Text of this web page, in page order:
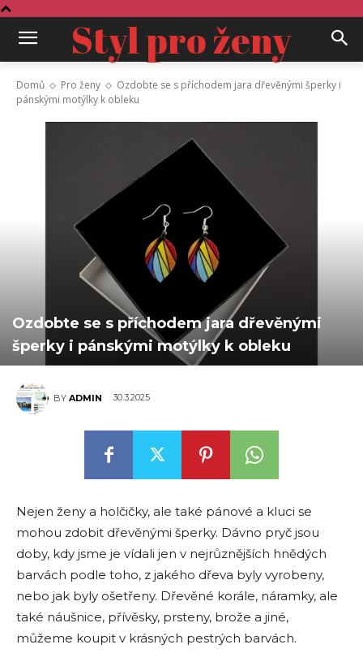
Styl pro ženy
Domů Pro ženy
Ozdobte se s příchodem jara dřevěnými šperky i
pánskými motýlky k obleku
Ozdobte se s příchodem jara dřevěnými
šperky i pánskými motýlky k obleku
BY ADMIN 30.3.2025
Nejen ženy a holčičky, ale také pánové a kluci se
mohou zdobit dřevěnými šperky. Dávno pryč jsou
doby, kdy jsme je vídali jen v nejrůznějších hnědých
barvách podle toho, z jakého dřeva byly vyrobeny,
nebo jak byly ošetřeny. Dřevěné korále, náramky, ale
také náušnice, přívěsky, prsteny, brože a jiné,
můžeme koupit v krásných pestrých barvách.